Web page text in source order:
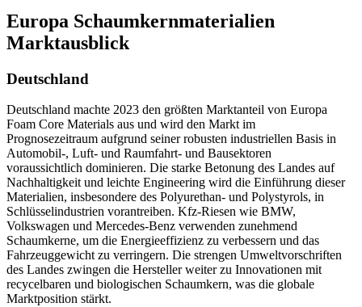
Europa Schaumkernmaterialien
Marktausblick
Deutschland
Deutschland machte 2023 den größten Marktanteil von Europa
Foam Core Materials aus und wird den Markt im
Prognosezeitraum aufgrund seiner robusten industriellen Basis in
Automobil-, Luft- und Raumfahrt- und Bausektoren
voraussichtlich dominieren. Die starke Betonung des Landes auf
Nachhaltigkeit und leichte Engineering wird die Einführung dieser
Materialien, insbesondere des Polyurethan- und Polystyrols, in
Schlüsselindustrien vorantreiben. Kfz-Riesen wie BMW,
Volkswagen und Mercedes-Benz verwenden zunehmend
Schaumkerne, um die Energieeffizienz zu verbessern und das
Fahrzeuggewicht zu verringern. Die strengen Umweltvorschriften
des Landes zwingen die Hersteller weiter zu Innovationen mit
recycelbaren und biologischen Schaumkern, was die globale
Marktposition stärkt.